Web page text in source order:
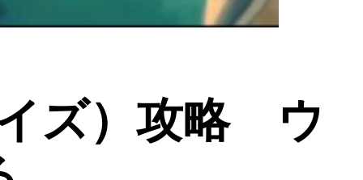
イズ）攻略 ウ